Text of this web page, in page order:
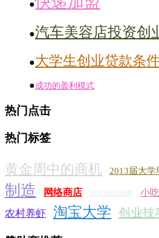
●
●汽车美容店投资创
●大学生创业贷款条
●成功的盈利模式
热门点击
热门标签
黄金周中的商机 2013届大学
制造
网络商店 农民创业故事 小
农村养虾 淘宝大学 创业技